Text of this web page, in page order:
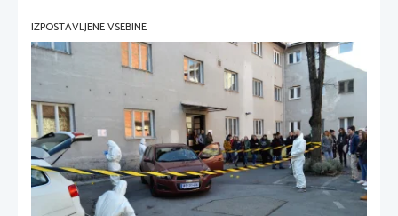
IZPOSTAVLJENE VSEBINE